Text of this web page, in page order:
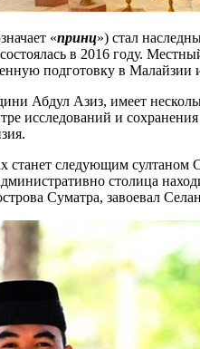
«принц») стал
в 2016 году.
подготовку в Малайзии
Абдул Азиз, имеет
исследований и
следующим султаном
столица
Суматра, завоевал